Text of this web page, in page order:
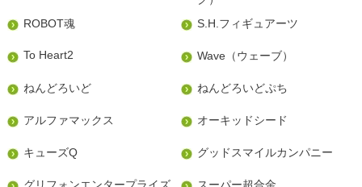
ROBOT魂
S.H.フィギュアーツ
To Heart2 Wave（ウェーブ）
ねんどろいど ねんどろいどぷち
アルファマックス オーキッドシード
キューズQ グッドスマイルカンパニー
グリフォンエンタープライズ スーパー超合金